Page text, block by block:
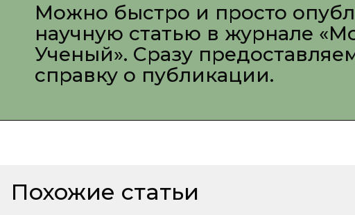
Можно быстро и просто
научную статью в журнале
Ученый». Сразу
справку о публикации.
Похожие статьи